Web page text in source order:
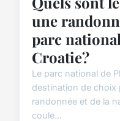
une
parc
Croatie?
Le parc national de
destination de choix
randonnée et de la
coule...